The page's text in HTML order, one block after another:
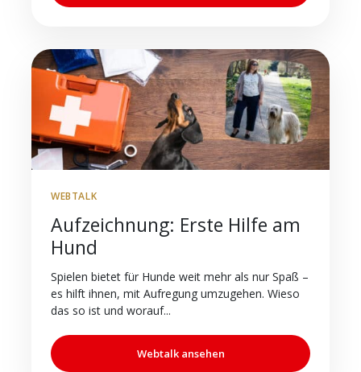
WEBTALK
Aufzeichnung: Erste Hilfe am
Hund
Spielen bietet für Hunde weit mehr als nur Spaß –
es hilft ihnen, mit Aufregung umzugehen. Wieso
das so ist und worauf...
Webtalk ansehen